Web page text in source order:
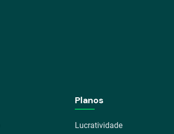
Planos
Lucratividade